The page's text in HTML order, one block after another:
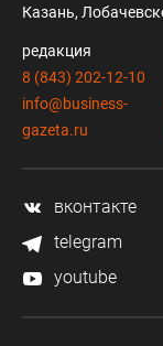
Казань,
редакция
8 (843) 202-12-10
info@business-
gazeta.ru
вконтакте
telegram
youtube